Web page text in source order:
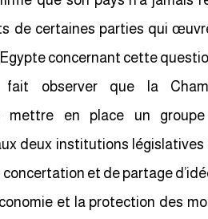
de certaines parties qui
concernant cette
fait observer que la
mettre en place un groupe
deux institutions législatives
et de partage
et la protection des